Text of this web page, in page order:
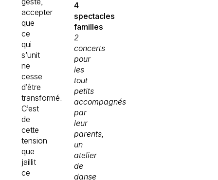
accepter
que
ce
qui
s’unit
ne
cesse
d’être
transformé.
C’est
de
cette
tension
que
jaillit
ce
4
spectacles
familles
2
concerts
pour
les
tout
petits
accompagnés
par
leur
parents,
un
atelier
de
danse